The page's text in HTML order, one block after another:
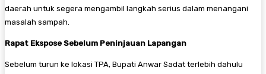
daerah untuk segera mengambil langkah serius dalam menangani
masalah sampah.
Rapat Ekspose Sebelum Peninjauan Lapangan
Sebelum turun ke lokasi TPA, Bupati Anwar Sadat terlebih dahulu